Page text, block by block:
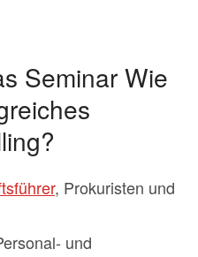
Seminar Wie
, Prokuristen und
und